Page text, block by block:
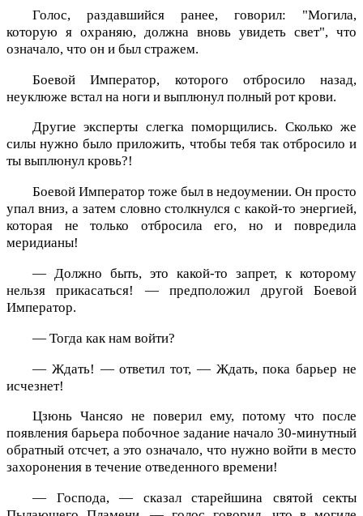
Голос, раздавшийся ранее, говорил: "Могила,
которую я охраняю, должна вновь увидеть свет", что
означало, что он и был стражем.
Боевой Император, которого отбросило назад,
неуклюже встал на ноги и выплюнул полный рот крови.
Другие эксперты слегка поморщились. Сколько же
силы нужно было приложить, чтобы тебя так отбросило и
ты выплюнул кровь?!
Боевой Император тоже был в недоумении. Он просто
упал вниз, а затем словно столкнулся с какой-то энергией,
которая не только отбросила его, но и повредила
меридианы!
— Должно быть, это какой-то запрет, к которому
нельзя прикасаться! — предположил другой Боевой
Император.
— Тогда как нам войти?
— Ждать! — ответил тот, — Ждать, пока барьер не
исчезнет!
Цзюнь Чансяо не поверил ему, потому что после
появления барьера побочное задание начало 30-минутный
обратный отсчет, а это означало, что нужно войти в место
захоронения в течение отведенного времени!
— Господа, — сказал старейшина святой секты